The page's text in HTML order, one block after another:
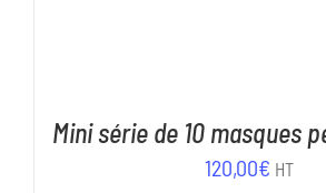
Mini série de 10 masques
120,00€ HT